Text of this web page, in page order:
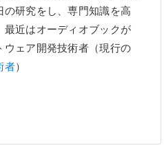
研究をし、専門知識を高
近はオーディオブックが
ェア開発技術者（現行の
者）